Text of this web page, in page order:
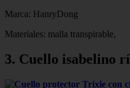
Marca: HanryDong
Materiales: malla transpirable,
3. Cuello isabelino